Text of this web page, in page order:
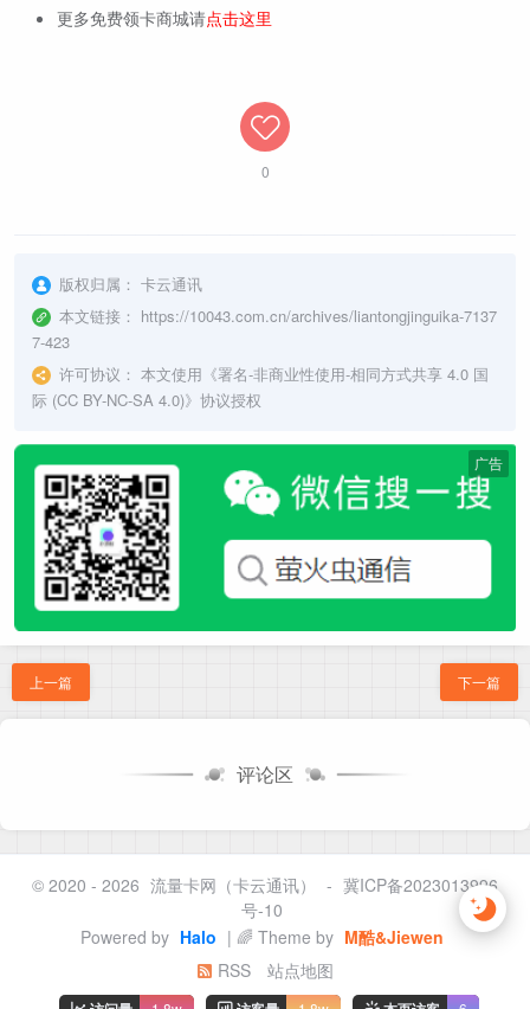
更多免费领卡商城请点击这里
0
版权归属： 卡云通讯
本文链接： https://10043.com.cn/archives/liantongjinguika-7137
7-423
许可协议： 本文使用《署名-非商业性使用-相同方式共享 4.0 国
际 (CC BY-NC-SA 4.0)》协议授权
广告
上一篇 下一篇
评论区
© 2020 - 2026 流量卡网（卡云通讯） - 冀ICP备2023013996
号-10
Powered by Halo | 🌈 Theme by M酷&Jiewen
RSS
站点地图